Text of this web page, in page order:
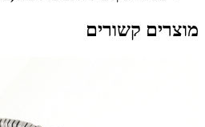
מוצרים קשורים